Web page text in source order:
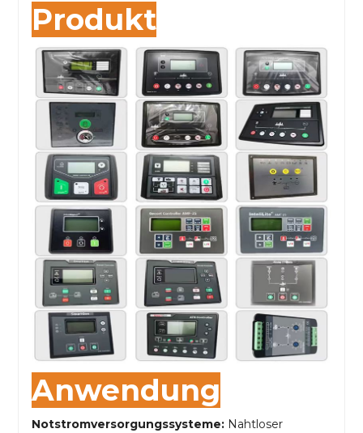
Produkt
Anwendung
Notstromversorgungssysteme: Nahtloser